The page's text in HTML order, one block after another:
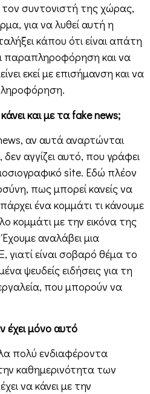
τον συντονιστή της χώρας,
για να λυθεί αυτή η
κάπου ότι είναι απάτη
παραπληροφόρηση και να
εκεί με επισήμανση και να
και με τα fake news;
αν αυτά αναρτώνται
αγγίζει αυτό, που γράφει
site. Εδώ πλέον
πως μπορεί κανείς να
ένα κομμάτι τι κάνουμε
κομμάτι με την εικόνα της
αναλάβει μια
είναι σοβαρό θέμα το
ψευδείς ειδήσεις για τη
που μπορούν να
έχει μόνο αυτό
πολύ ενδιαφέροντα
καθημερινότητα των
να κάνει με την